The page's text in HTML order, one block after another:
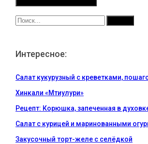
Интересное:
Салат кукурузный с креветками,
Хинкали «Мтиулури»
Рецепт: Корюшка, запеченная в
Салат с курицей и маринованными
Закусочный торт-желе с селёдкой